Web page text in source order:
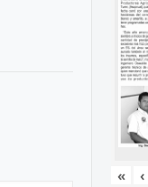
« ‹